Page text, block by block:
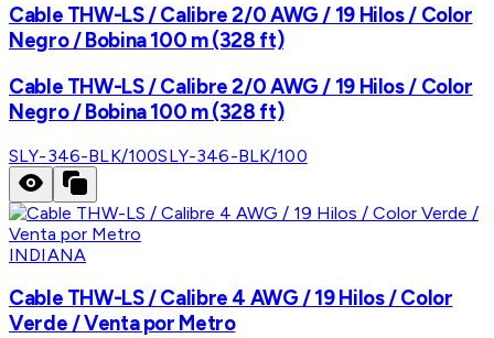
Cable THW-LS / Calibre 2/0 AWG / 19 Hilos / Color
Negro / Bobina 100 m (328 ft)
Cable THW-LS / Calibre 2/0 AWG / 19 Hilos / Color
Negro / Bobina 100 m (328 ft)
SLY-346-BLK/100SLY-346-BLK/100
INDIANA
Cable THW-LS / Calibre 4 AWG / 19 Hilos / Color
Verde / Venta por Metro